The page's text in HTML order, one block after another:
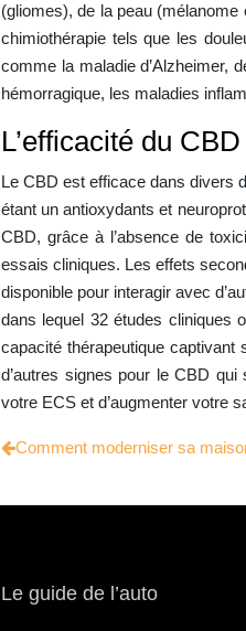
(gliomes), de la peau
chimiothérapie tels que les
comme la maladie d’Alzheimer,
hémorragique, les maladies
L’efficacité du CBD
Le CBD est efficace dans divers
étant un antioxydants et
CBD, grâce à l’absence de
essais cliniques. Les effets
disponible pour interagir avec
dans lequel 32 études cliniques
capacité thérapeutique
d’autres signes pour le CBD
votre ECS et d’augmenter votre
Comment moderniser sa
Le guide de l’auto